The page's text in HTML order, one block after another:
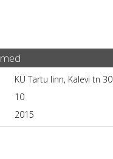
KÜ Tartu linn, Kalevi tn 30
10
2015